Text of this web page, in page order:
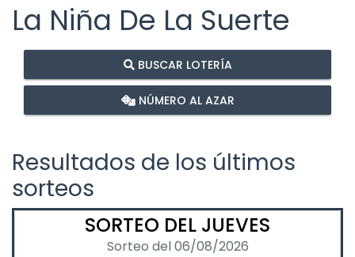
La Niña De La Suerte
BUSCAR LOTERÍA
NÚMERO AL AZAR
Resultados de los últimos
sorteos
SORTEO DEL JUEVES
Sorteo del 06/08/2026